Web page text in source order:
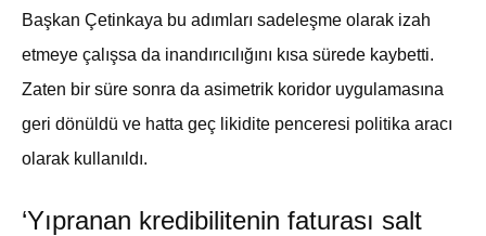
Başkan Çetinkaya bu adımları sadeleşme olarak izah
etmeye çalışsa da inandırıcılığını kısa sürede kaybetti.
Zaten bir süre sonra da asimetrik koridor uygulamasına
geri dönüldü ve hatta geç likidite penceresi politika aracı
olarak kullanıldı.
‘Yıpranan kredibilitenin faturası salt